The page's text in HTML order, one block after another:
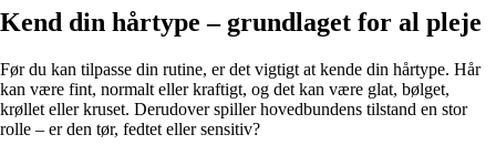
Kend din hårtype – grundlaget for al pleje
Før du kan tilpasse din rutine, er det vigtigt at kende din hårtype. Hår
kan være fint, normalt eller kraftigt, og det kan være glat, bølget,
krøllet eller kruset. Derudover spiller hovedbundens tilstand en stor
rolle – er den tør, fedtet eller sensitiv?